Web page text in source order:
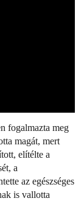
fogalmazta meg
magát, mert
elítélte a
a
az egészséges
is vallotta